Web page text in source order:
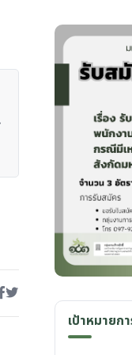
เป้าหมายก